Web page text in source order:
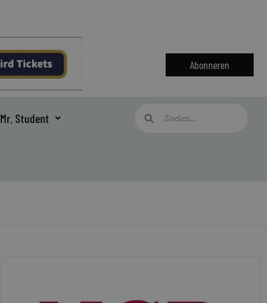
Abonneren
Mr. Student Zoeken